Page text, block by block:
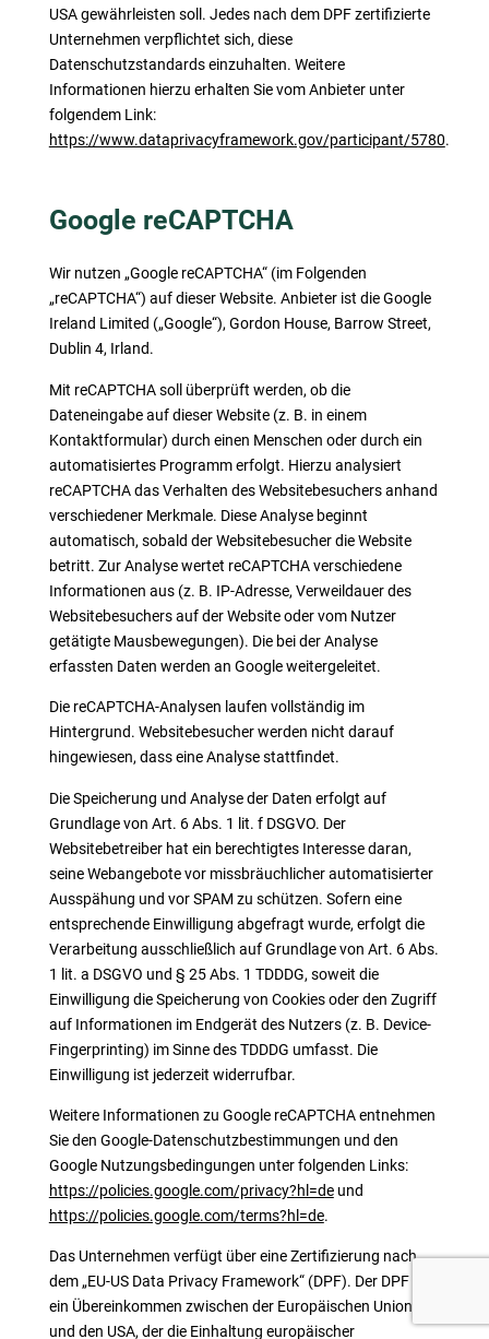
USA gewährleisten soll. Jedes nach dem DPF zertifizierte
Unternehmen verpflichtet sich, diese
Datenschutzstandards einzuhalten. Weitere
Informationen hierzu erhalten Sie vom Anbieter unter
folgendem Link:
https://www.dataprivacyframework.gov/participant/5780.
Google reCAPTCHA
Wir nutzen „Google reCAPTCHA“ (im Folgenden
„reCAPTCHA“) auf dieser Website. Anbieter ist die Google
Ireland Limited („Google“), Gordon House, Barrow Street,
Dublin 4, Irland.
Mit reCAPTCHA soll überprüft werden, ob die
Dateneingabe auf dieser Website (z. B. in einem
Kontaktformular) durch einen Menschen oder durch ein
automatisiertes Programm erfolgt. Hierzu analysiert
reCAPTCHA das Verhalten des Websitebesuchers anhand
verschiedener Merkmale. Diese Analyse beginnt
automatisch, sobald der Websitebesucher die Website
betritt. Zur Analyse wertet reCAPTCHA verschiedene
Informationen aus (z. B. IP-Adresse, Verweildauer des
Websitebesuchers auf der Website oder vom Nutzer
getätigte Mausbewegungen). Die bei der Analyse
erfassten Daten werden an Google weitergeleitet.
Die reCAPTCHA-Analysen laufen vollständig im
Hintergrund. Websitebesucher werden nicht darauf
hingewiesen, dass eine Analyse stattfindet.
Die Speicherung und Analyse der Daten erfolgt auf
Grundlage von Art. 6 Abs. 1 lit. f DSGVO. Der
Websitebetreiber hat ein berechtigtes Interesse daran,
seine Webangebote vor missbräuchlicher automatisierter
Ausspähung und vor SPAM zu schützen. Sofern eine
entsprechende Einwilligung abgefragt wurde, erfolgt die
Verarbeitung ausschließlich auf Grundlage von Art. 6 Abs.
1 lit. a DSGVO und § 25 Abs. 1 TDDDG, soweit die
Einwilligung die Speicherung von Cookies oder den Zugriff
auf Informationen im Endgerät des Nutzers (z. B. Device-
Fingerprinting) im Sinne des TDDDG umfasst. Die
Einwilligung ist jederzeit widerrufbar.
Weitere Informationen zu Google reCAPTCHA entnehmen
Sie den Google-Datenschutzbestimmungen und den
Google Nutzungsbedingungen unter folgenden Links:
https://policies.google.com/privacy?hl=deund
https://policies.google.com/terms?hl=de.
Das Unternehmen verfügt über eine Zertifizierung nach
dem „EU-US Data Privacy Framework“ (DPF). Der DPF ist
ein Übereinkommen zwischen der Europäischen Union
und den USA, der die Einhaltung europäischer